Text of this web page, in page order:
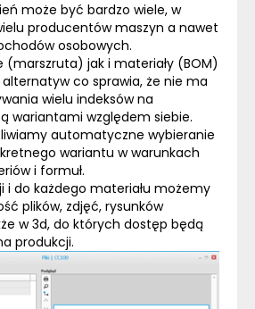
może być bardzo wiele, w
producentów maszyn a nawet
osobowych.
(marszruta) jak i materiały (BOM)
co sprawia, że nie ma
wielu indeksów na
wariantami względem siebie.
automatyczne wybieranie
wariantu w warunkach
i formuł.
i do każdego materiału możemy
plików, zdjęć, rysunków
w 3d, do których dostęp będą
produkcji.